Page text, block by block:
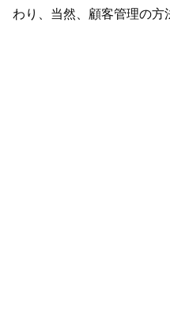
わり、当然、顧客管理の方